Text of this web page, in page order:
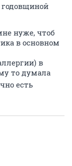
нуже, чтоб
в основном
в
то думала
есть